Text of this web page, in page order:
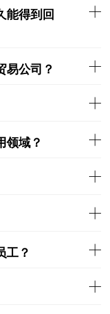
能得到回
易公司？
领域？
工？